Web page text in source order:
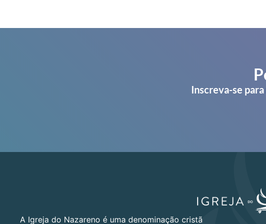
Inscreva-se
A Igreja do Nazareno é uma denominação cristã